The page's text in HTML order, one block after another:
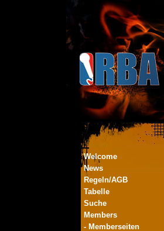
Welcome
News
Regeln/AGB
Tabelle
Suche
Members
- Memberseiten